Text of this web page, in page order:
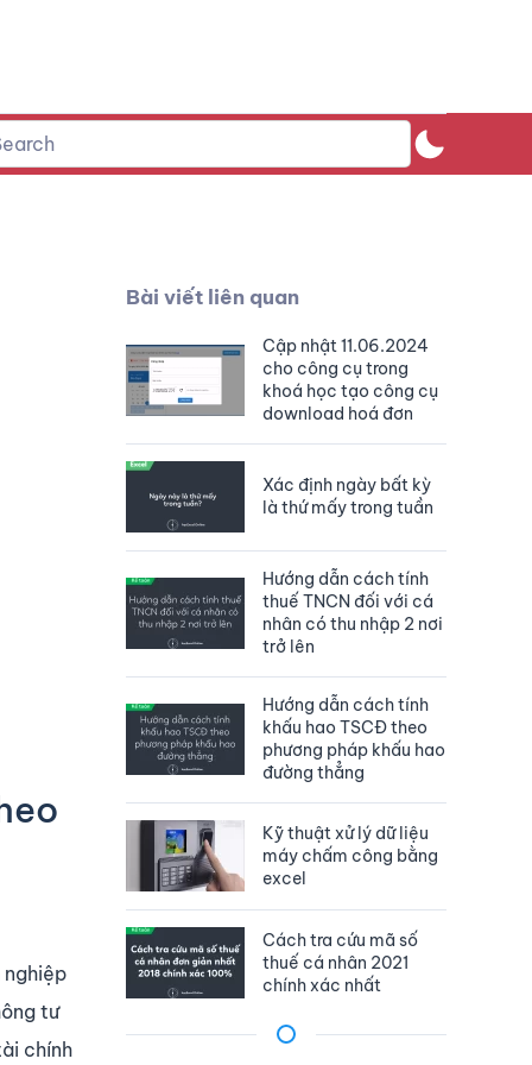
tư
chính
Bài viết liên quan
Cập nhật 11.06.2024
cho công cụ trong
khoá học tạo công cụ
download hoá đơn
Xác định ngày bất kỳ
là thứ mấy trong tuần
Hướng dẫn cách tính
thuế TNCN đối với cá
nhân có thu nhập 2 nơi
trở lên
Hướng dẫn cách tính
khấu hao TSCĐ theo
phương pháp khấu hao
đường thẳng
Kỹ thuật xử lý dữ liệu
máy chấm công bằng
excel
Cách tra cứu mã số
thuế cá nhân 2021
chính xác nhất